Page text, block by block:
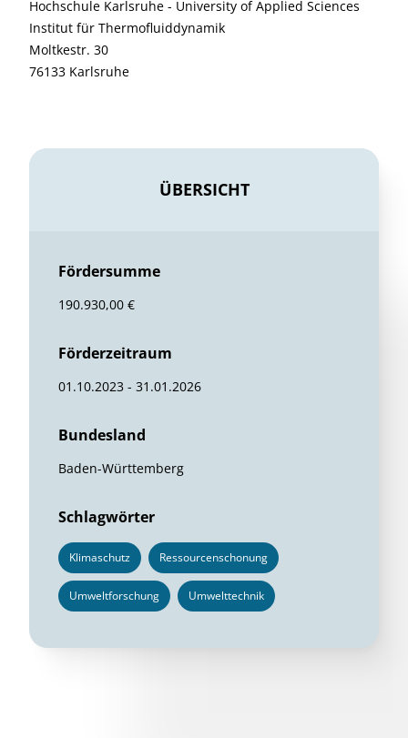
Hochschule Karlsruhe - University of Applied Sciences
Institut für Thermofluiddynamik
Moltkestr. 30
76133 Karlsruhe
ÜBERSICHT
Fördersumme
190.930,00 €
Förderzeitraum
01.10.2023 - 31.01.2026
Bundesland
Baden-Württemberg
Schlagwörter
Klimaschutz Ressourcenschonung
Umweltforschung Umwelttechnik